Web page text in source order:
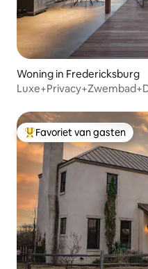
Woning in Fredericksburg
Topfavoriet van gasten
Favoriet van gasten